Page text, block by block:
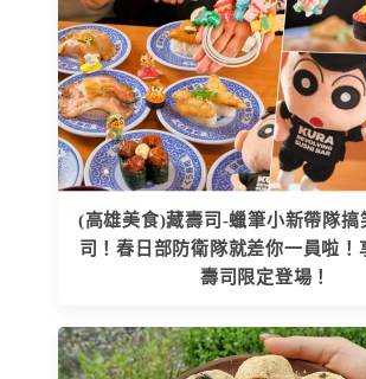
(高雄美食)藏壽司-蠟筆小新帶隊搞
司！春日部防衛隊就差你一員啦！
壽司限定登場！